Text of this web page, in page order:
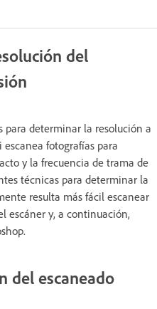
del
para determinar la resolución a
escanea fotografías para
y la frecuencia de trama de
técnicas para determinar la
resulta más fácil escanear
escáner y, a continuación,
del escaneado